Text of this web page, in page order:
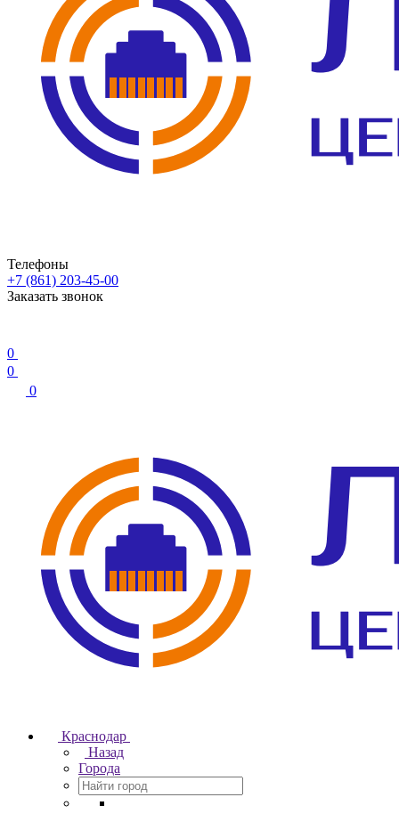
Телефоны
+7 (861) 203-45-00
Заказать звонок
0
0
0
Краснодар
Назад
Города